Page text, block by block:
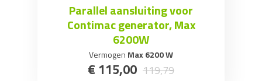
Parallel aansluiting voor
Contimac generator, Max
6200W
Vermogen Max 6200 W
€ 115,00 119,79